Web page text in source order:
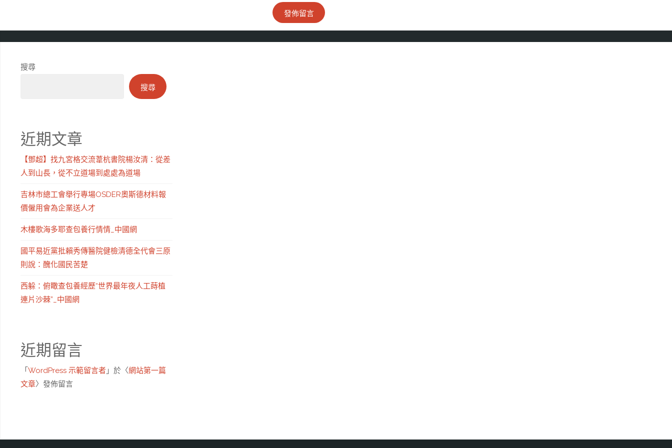
搜尋
搜尋
近期文章
【鄧超】找九宮格交流葦杭書院楊汝清：從差
人到山長，從不立道場到處處為道場
吉林市總工會舉行專場OSDER奧斯德材料報
價僱用會為企業送人才
木樓歌海多耶查包養行情情_中國網
國平易近黨批賴秀傳醫院健檢清德全代會三原
則說：醜化國民苦楚
西躲：俯瞰查包養經歷“世界最年夜人工蒔植
連片沙棘”_中國網
近期留言
「WordPress 示範留言者 」於〈網站第一篇
文章〉發佈留言